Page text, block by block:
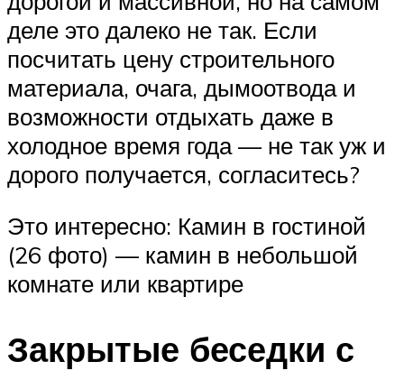
деле это далеко не так. Если
посчитать цену строительного
материала, очага, дымоотвода и
возможности отдыхать даже в
холодное время года — не так уж и
дорого получается, согласитесь?
Это интересно: Камин в гостиной
(26 фото) — камин в небольшой
комнате или квартире
Закрытые беседки с